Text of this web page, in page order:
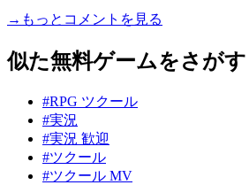
→もっとコメントを見る
似た無料ゲームをさがす
#RPG ツクール
#実況
#実況 歓迎
#ツクール
#ツクール MV